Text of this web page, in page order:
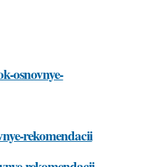
osnovnye-
rekomendacii